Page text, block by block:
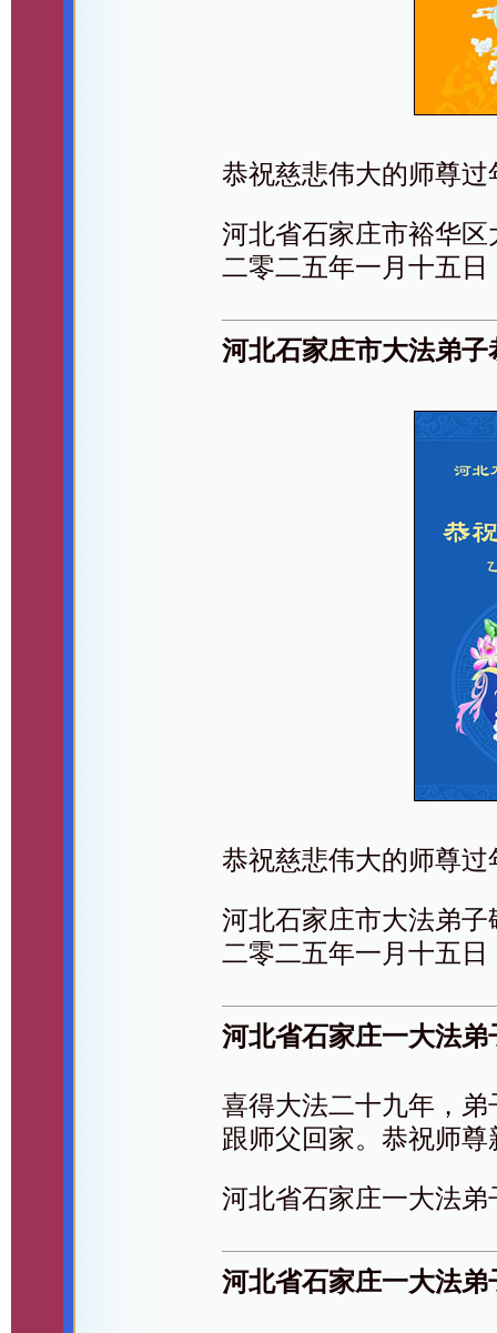
恭祝慈悲伟大的师尊过
河北省石家庄市裕华区
二零二五年一月十五日
河北石家庄市大法弟
恭祝慈悲伟大的师尊过
河北石家庄市大法弟子
二零二五年一月十五日
河北省石家庄一大法
喜得大法二十九年，
跟师父回家。恭祝师尊
河北省石家庄一大法弟
河北省石家庄一大法